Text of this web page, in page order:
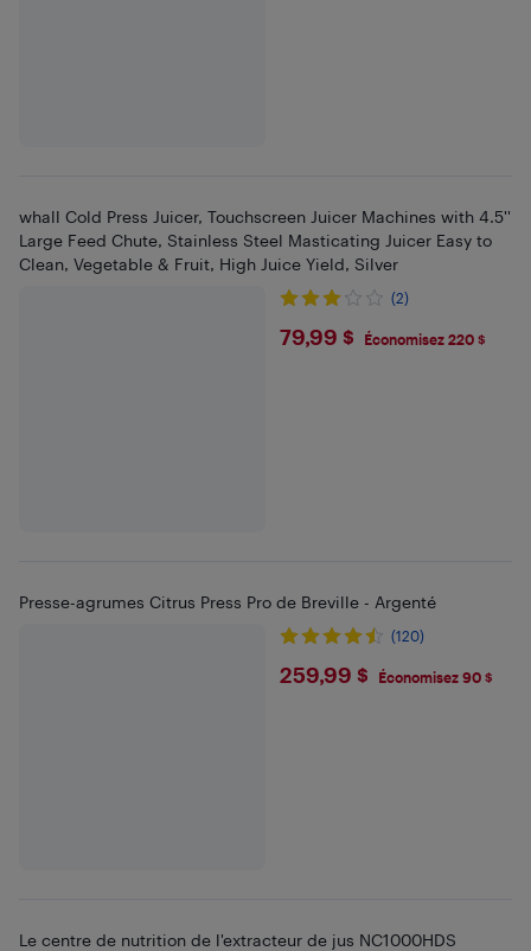
whall Cold Press Juicer, Touchscreen Juicer Machines with 4.5''
Large Feed Chute, Stainless Steel Masticating Juicer Easy to
Clean, Vegetable & Fruit, High Juice Yield, Silver
(2)
$79.99
79,99 $ Économisez 220 $
Presse-agrumes Citrus Press Pro de Breville - Argenté
(120)
$259.99
259,99 $ Économisez 90 $
Le centre de nutrition de l'extracteur de jus NC1000HDS